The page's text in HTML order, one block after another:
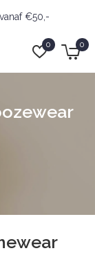
0 0
€50,-